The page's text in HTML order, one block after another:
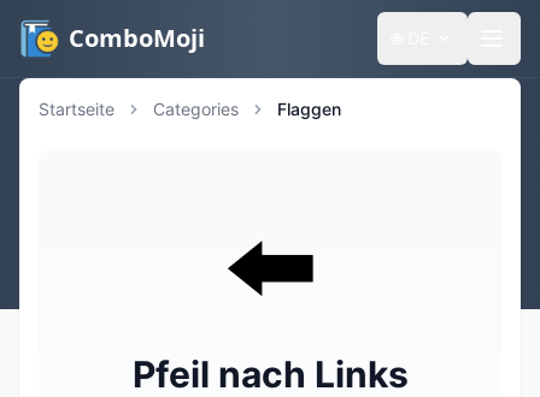
ComboMoji
Startseite Categories Flaggen
⬅️
Pfeil nach Links